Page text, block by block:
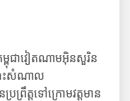
ម្ពុជាវៀតណាមអ៊ិនសួរិន
ះសំណាល
ព្រឹត្តទៅក្រោមវត្តមាន